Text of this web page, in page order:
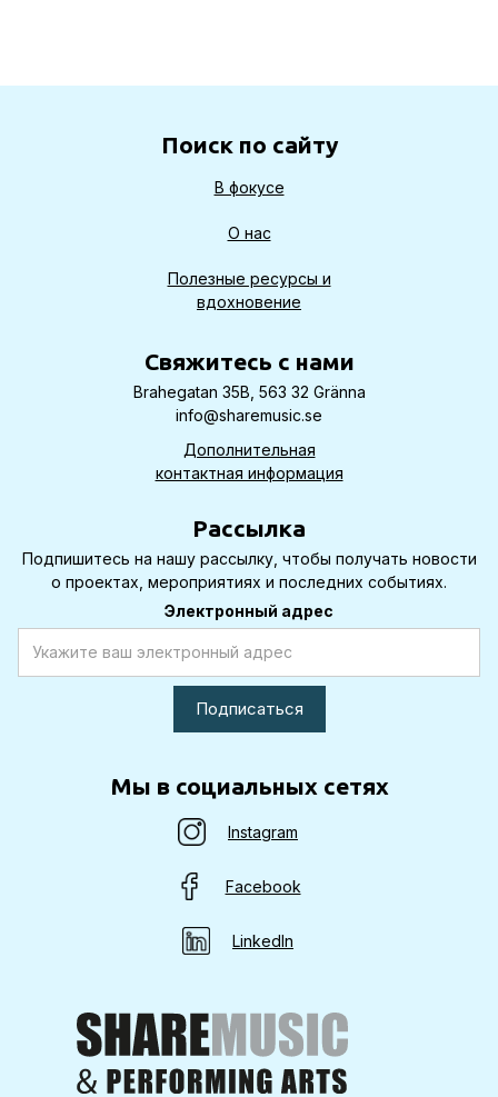
Поиск по сайту
В фокусе
О нас
Полезные ресурсы и
вдохновение
Cвяжитесь с нами
Brahegatan 35B, 563 32 Gränna
info@sharemusic.se
Дополнительная
контактная информация
Рассылка
Подпишитесь на нашу рассылку, чтобы получать новости
о проектах, мероприятиях и последних событиях.
Электронный адрес
Мы в социальных сетях
Instagram
Facebook
LinkedIn